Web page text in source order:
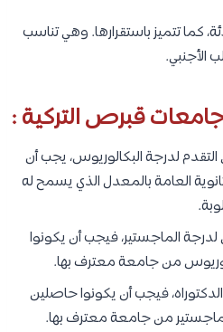
كما تتميز باستقرارها. وهي تناسب
الأجنبي.
قبرص التركية :
التقدم لدرجة البكالوريوس، يجب أن
العامة بالمعدل الذي يسمح له
الماجستير، فيجب أن يكونوا
من جامعة معترف بها.
فيجب أن يكونوا حاصلين
من جامعة معترف بها.